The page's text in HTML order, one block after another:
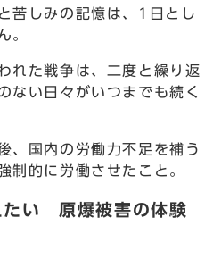
苦しみの記憶は、1日とし
。
れた戦争は、二度と繰り返
ない日々がいつまでも続く
国内の労働力不足を補う
制的に労働させたこと。
たい 原爆被害の体験